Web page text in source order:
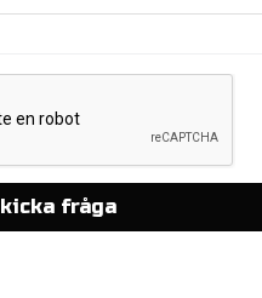
fråga